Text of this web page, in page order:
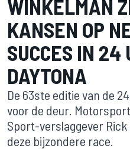
WINKELMAN
KANSEN OP
SUCCES IN 24
DAYTONA
De 63ste editie van de
voor de deur.
Sport-verslaggever
deze bijzondere race.